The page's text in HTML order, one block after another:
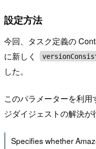
設定方法
今回、タスク定義の
に新しく
した。
このパラメーターを利
ジダイジェストの解決が
Specifies whether